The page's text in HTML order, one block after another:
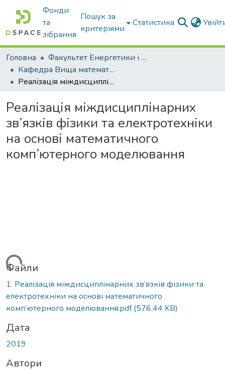
Фонди
та
зібрання
Пошук за
критеріями
Статистика
Головна
Факультет Енергетики і комп'ютерних технологій
Кафедра Вища математика та фізика
Реалізація міждисциплінарних зв’язків фізики та електротехніки на основі математичного комп’ютерного моделювання
Реалізація міждисциплінарних
зв’язків фізики та електротехніки
на основі математичного
комп’ютерного моделювання
Файли
1. Реалізація міждисциплінарних зв’язків фізики та
електротехніки на основі математичного
комп’ютерного моделювання.pdf(576.44 KB)
Дата
2019
Автори